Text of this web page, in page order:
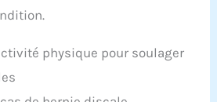
physique pour soulager